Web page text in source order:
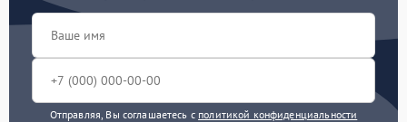
Отправляя, Вы соглашаетесь с политикой конфиденциальности